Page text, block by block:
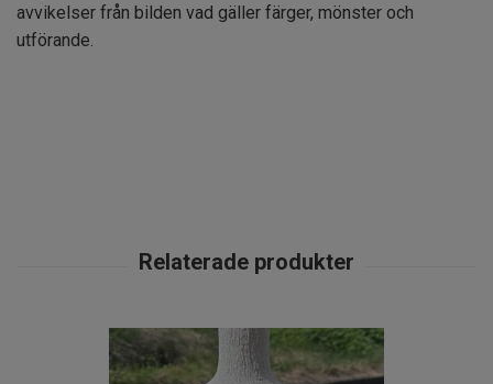
avvikelser från bilden vad gäller färger, mönster och
utförande.